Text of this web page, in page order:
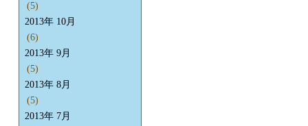
(5)
2013年 10月
(6)
2013年 9月
(5)
2013年 8月
(5)
2013年 7月